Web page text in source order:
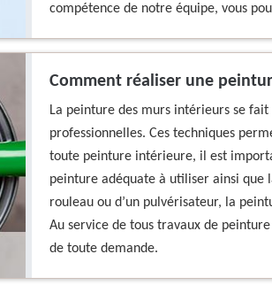
compétence de notre équipe, vous
Comment réaliser une
La peinture des murs intérieurs se
professionnelles. Ces techniques
toute peinture intérieure, il est
peinture adéquate à utiliser ainsi que
rouleau ou d’un pulvérisateur, la
Au service de tous travaux de
de toute demande.